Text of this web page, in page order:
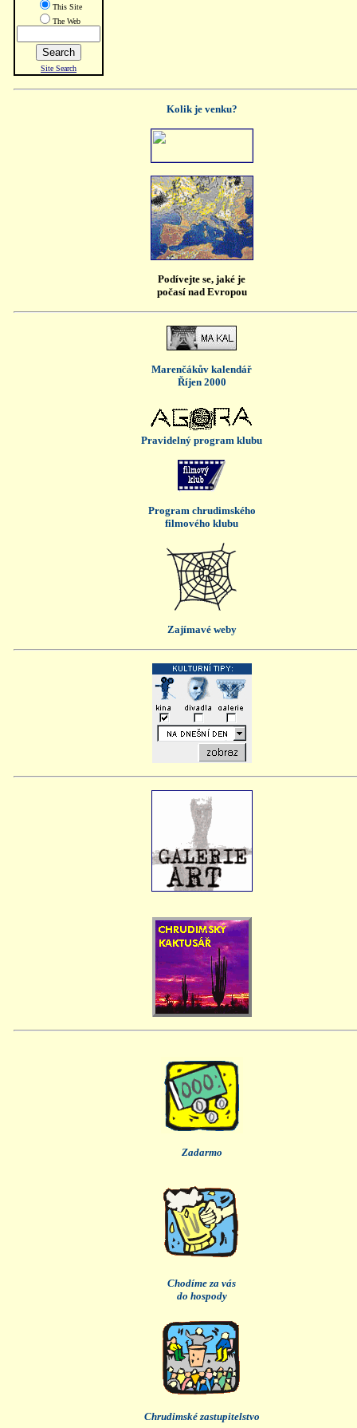
This Site
The Web
Search
Site Search
Kolik je venku?
Podívejte se, jaké je
počasí nad Evropou
Marenčákův kalendář
Říjen 2000
Pravidelný program klubu
Program chrudimského
filmového klubu
Zajímavé weby
Zadarmo
Chodíme za vás
do hospody
Chrudimské zastupitelstvo